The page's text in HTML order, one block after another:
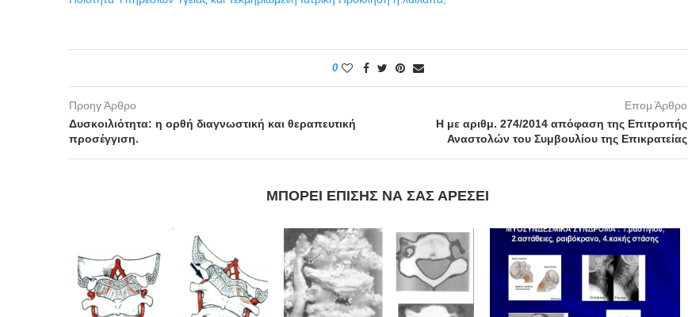
0
Προηγ Άρθρο
Δυσκοιλιότητα: η ορθή διαγνωστική και θεραπευτική
προσέγγιση.
Επομ Άρθρο
H με αριθμ. 274/2014 απόφαση της Επιτροπής
Αναστολών του Συμβουλίου της Επικρατείας
ΜΠΟΡΕΊ ΕΠΊΣΗΣ ΝΑ ΣΑΣ ΑΡΈΣΕΙ